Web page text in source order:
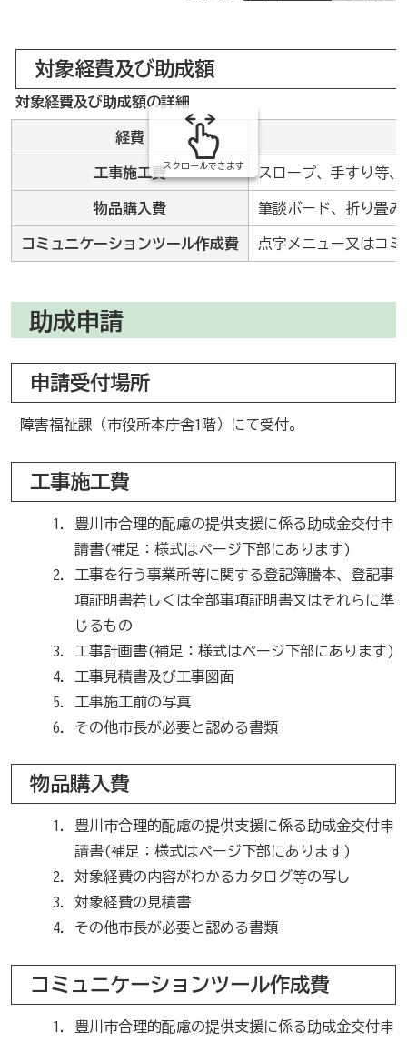
の
対象経費及び助成額
対象経費及び助成額の詳細
経費
工事施工費 スロープ、手すり等
物品購入費 筆談ボード、折り畳
コミュニケーションツール作成費 点字メニュー又はコ
スクロールできます
助成申請
申請受付場所
障害福祉課（市役所本庁舎1階）にて受付。
工事施工費
豊川市合理的配慮の提供支援に係る助成金交付申
請書(補足：様式はページ下部にあります)
工事を行う事業所等に関する登記簿謄本、登記事
項証明書若しくは全部事項証明書又はそれらに準
じるもの
工事計画書(補足：様式はページ下部にあります)
工事見積書及び工事図面
工事施工前の写真
その他市長が必要と認める書類
物品購入費
豊川市合理的配慮の提供支援に係る助成金交付申
請書(補足：様式はページ下部にあります)
対象経費の内容がわかるカタログ等の写し
対象経費の見積書
その他市長が必要と認める書類
コミュニケーションツール作成費
豊川市合理的配慮の提供支援に係る助成金交付申